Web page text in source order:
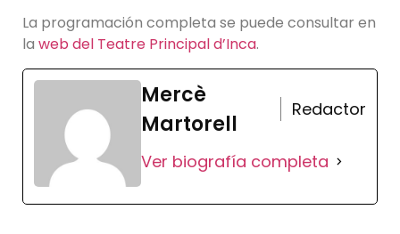
La programación completa se puede consultar en
la web del Teatre Principal d’Inca.
Mercè
Martorell
Redactor
Ver biografía completa